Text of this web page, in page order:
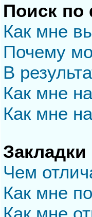
Поиск
Как мне
Почему
В
Как мне
Как мне
Чем
Как мне